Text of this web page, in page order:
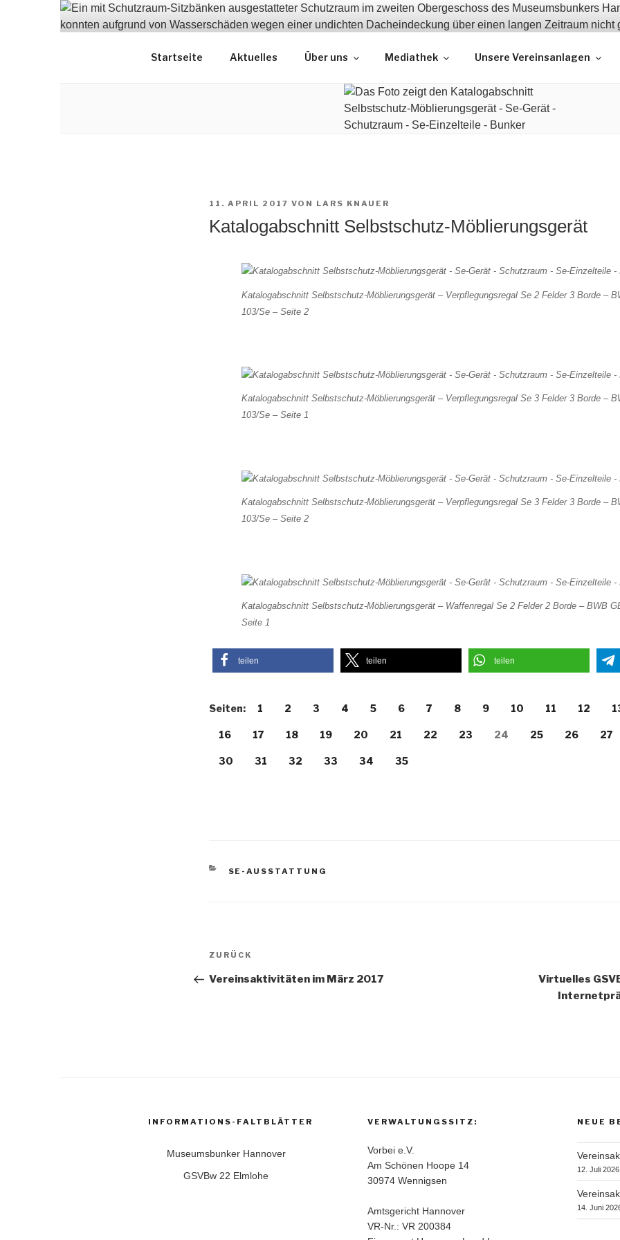
Zum
Inhalt
Startseite
Aktuelles Über uns Mediathek Unsere Vereinsanlagen
VERÖFFENTLICHT
AM
11. APRIL 2017 VON LARS KNAUER
Katalogabschnitt Selbstschutz-Möblierungsgerät
Katalogabschnitt Selbstschutz-Möblierungsgerät – Verpflegungsregal Se 2 Felder 3 Borde –
103/Se – Seite 2
Katalogabschnitt Selbstschutz-Möblierungsgerät – Verpflegungsregal Se 3 Felder 3 Borde –
103/Se – Seite 1
Katalogabschnitt Selbstschutz-Möblierungsgerät – Verpflegungsregal Se 3 Felder 3 Borde –
103/Se – Seite 2
Katalogabschnitt Selbstschutz-Möblierungsgerät – Waffenregal Se 2 Felder 2 Borde – BWB
Seite 1
teilen teilen teilen
Seiten: 1 2 3 4 5 6 7 8 9 10 11 12
16 17 18 19 20 21 22 23 24 25 26 27
30 31 32 33 34 35
KATEGORIEN
SE-AUSSTATTUNG
Beitragsnavigation
Vorheriger
ZURÜCK
Vereinsaktivitäten im März 2017
Virtuelles
INFORMATIONS-FALTBLÄTTER
Museumsbunker Hannover
GSVBw 22 Elmlohe
VERWALTUNGSSITZ:
Vorbei e.V.
Am Schönen Hoope 14
30974 Wennigsen
Amtsgericht Hannover
VR-Nr.: VR 200384
NEUE
12. Juli 2026
14. Juni